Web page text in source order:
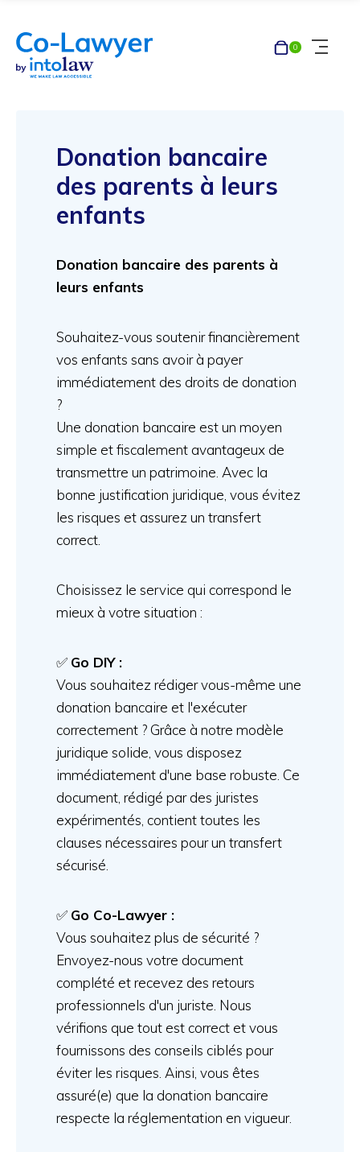
Panier
0
Donation bancaire
des parents à leurs
enfants
Donation bancaire des parents à
leurs enfants
Souhaitez-vous soutenir financièrement
vos enfants sans avoir à payer
immédiatement des droits de donation
?
Une donation bancaire est un moyen
simple et fiscalement avantageux de
transmettre un patrimoine. Avec la
bonne justification juridique, vous évitez
les risques et assurez un transfert
correct.
Choisissez le service qui correspond le
mieux à votre situation :
✅ Go DIY :
Vous souhaitez rédiger vous-même une
donation bancaire et l'exécuter
correctement ? Grâce à notre modèle
juridique solide, vous disposez
immédiatement d'une base robuste. Ce
document, rédigé par des juristes
expérimentés, contient toutes les
clauses nécessaires pour un transfert
sécurisé.
✅ Go Co-Lawyer :
Vous souhaitez plus de sécurité ?
Envoyez-nous votre document
complété et recevez des retours
professionnels d'un juriste. Nous
vérifions que tout est correct et vous
fournissons des conseils ciblés pour
éviter les risques. Ainsi, vous êtes
assuré(e) que la donation bancaire
respecte la réglementation en vigueur.